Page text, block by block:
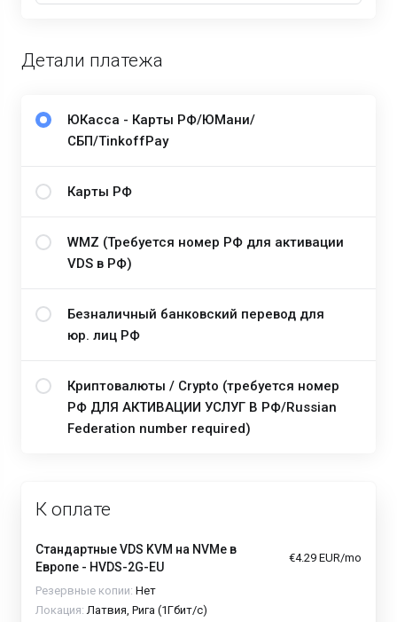
Детали платежа
ЮКасса - Карты РФ/ЮМани/
СБП/TinkoffPay
Карты РФ
WMZ (Требуется номер РФ для активации
VDS в РФ)
Безналичный банковский перевод для
юр. лиц РФ
Криптовалюты / Crypto (требуется номер
РФ ДЛЯ АКТИВАЦИИ УСЛУГ В РФ/Russian
Federation number required)
К оплате
Стандартные VDS KVM на NVMe в
Европе - HVDS-2G-EU
€4.29 EUR/mo
Резервные копии: Нет
Локация:Латвия, Рига (1Гбит/с)